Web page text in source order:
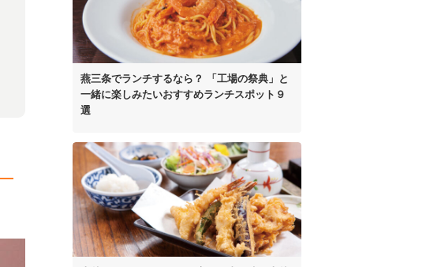
燕三条でランチするなら？
「工場の祭典」と
一緒に楽しみたいおすすめランチスポット９
選